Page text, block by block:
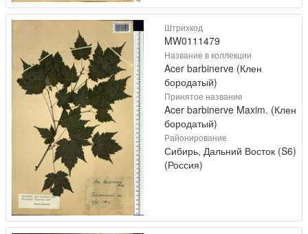
Штрихкод
MW0111479
Название в коллекции
Acer barbinerve (Клен
бородатый)
Принятое название
Acer barbinerve Maxim. (Клен
бородатый)
Районирование
Сибирь, Дальний Восток (S6)
(Россия)